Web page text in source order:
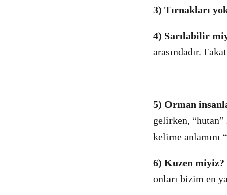
3) Tırnakları
4) Sarılabilir
arasındadır.
5) Orman
gelirken,
kelime anlamını
6) Kuzen miyiz?
onları bizim en